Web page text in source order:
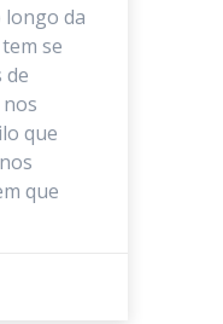
longo da
se
de
que
que